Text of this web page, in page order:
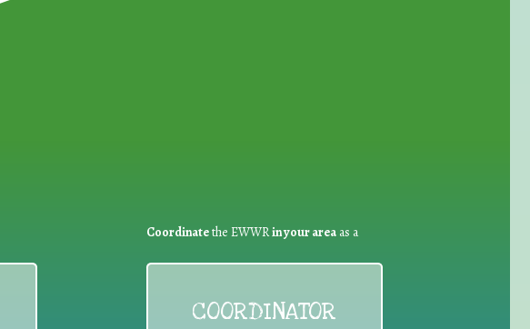
Coordinatethe EWWRin your areaas a
COORDINATOR